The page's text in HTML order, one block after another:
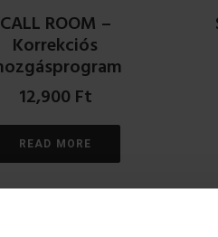
CALL ROOM –
Korrekciós
12,900Ft
READ MORE